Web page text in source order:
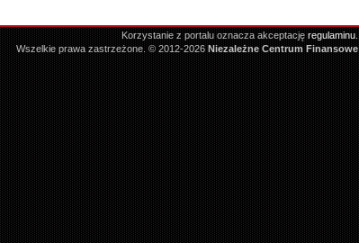
Korzystanie z portalu oznacza akceptacjęregulaminu.
Wszelkie prawa zastrzeżone. © 2012-2026Niezależne Centrum Finansowe